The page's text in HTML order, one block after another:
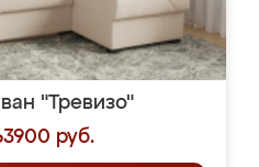
"Тревизо"
руб.